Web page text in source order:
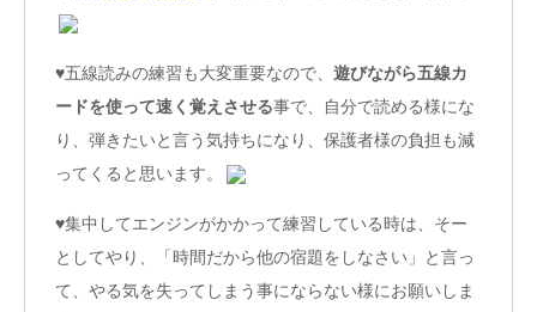
♥五線読みの練習も大変重要なので、 遊びながら五線カ
ードを使って速く覚えさせる事で、自分で読める様にな
り、弾きたいと言う気持ちになり、保護者様の負担も減
ってくると思います。
♥集中してエンジンがかかって練習している時は、そー
としてやり、「時間だから他の宿題をしなさい」と言っ
て、やる気を失ってしまう事にならない様にお願いしま